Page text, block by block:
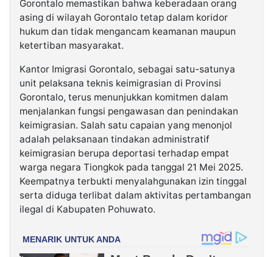
Gorontalo memastikan bahwa keberadaan orang
asing di wilayah Gorontalo tetap dalam koridor
hukum dan tidak mengancam keamanan maupun
ketertiban masyarakat.
Kantor Imigrasi Gorontalo, sebagai satu-satunya
unit pelaksana teknis keimigrasian di Provinsi
Gorontalo, terus menunjukkan komitmen dalam
menjalankan fungsi pengawasan dan penindakan
keimigrasian. Salah satu capaian yang menonjol
adalah pelaksanaan tindakan administratif
keimigrasian berupa deportasi terhadap empat
warga negara Tiongkok pada tanggal 21 Mei 2025.
Keempatnya terbukti menyalahgunakan izin tinggal
serta diduga terlibat dalam aktivitas pertambangan
ilegal di Kabupaten Pohuwato.